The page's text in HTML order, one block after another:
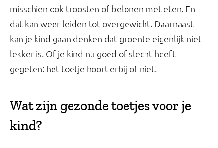
misschien ook troosten of belonen met eten. En
dat kan weer leiden tot overgewicht. Daarnaast
kan je kind gaan denken dat groente eigenlijk niet
lekker is. Of je kind nu goed of slecht heeft
gegeten: het toetje hoort erbij of niet.
Wat zijn gezonde toetjes voor je
kind?